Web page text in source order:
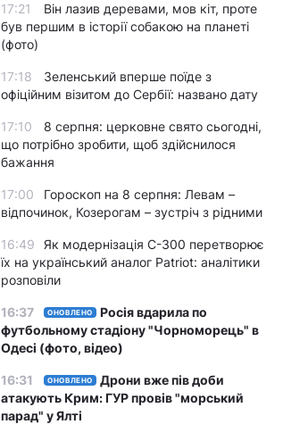
розповіли, де Росія
17:21
Він лазив деревами, мов кіт, проте
був першим в історії собакою на планеті
(фото)
17:18
Зеленський вперше поїде з
офіційним візитом до Сербії: названо дату
17:10
8 серпня: церковне свято сьогодні,
що потрібно зробити, щоб здійснилося
бажання
17:00
Гороскоп на 8 серпня: Левам –
відпочинок, Козерогам – зустріч з рідними
16:49
Як модернізація С-300 перетворює
їх на український аналог Patriot: аналітики
розповіли
16:37 ОНОВЛЕНО
Росія вдарила по
футбольному стадіону "Чорноморець" в
Одесі (фото, відео)
16:31 ОНОВЛЕНО
Дрони вже пів доби
атакують Крим: ГУР провів "морський
парад" у Ялті